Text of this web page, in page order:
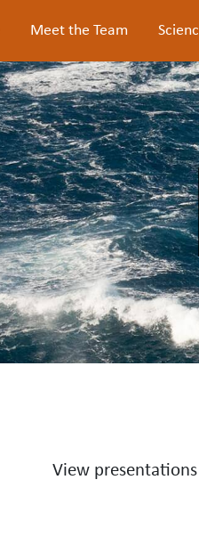
Meet the Team
View